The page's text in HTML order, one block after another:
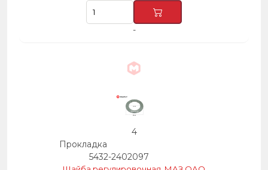
-
4
Прокладка
5432-2402097